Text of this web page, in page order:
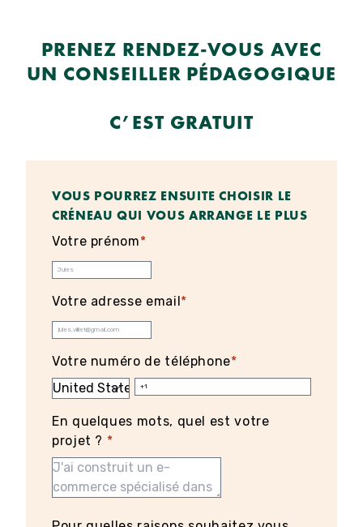
PRENEZ RENDEZ-VOUS AVEC
UN CONSEILLER PÉDAGOGIQUE
C’EST GRATUIT
VOUS POURREZ ENSUITE CHOISIR LE
CRÉNEAU QUI VOUS ARRANGE LE PLUS
Votre prénom*
Votre adresse email*
Votre numéro de téléphone*
En quelques mots, quel est votre
projet ? *